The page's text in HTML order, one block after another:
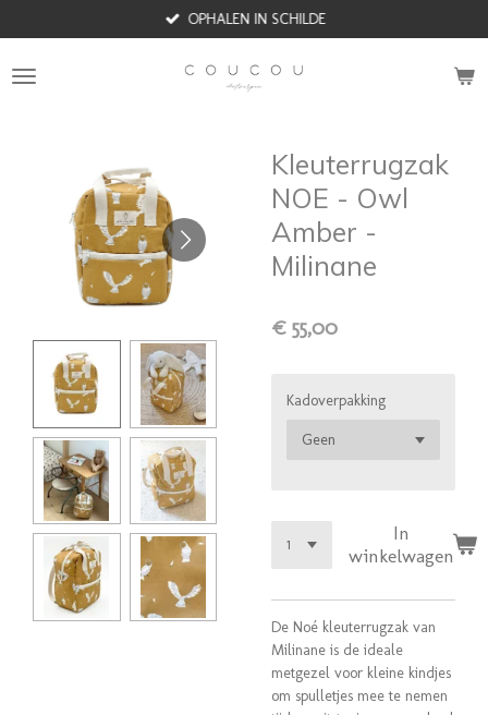
direct
naar
de
OPHALEN IN SCHILDE
Kleuterrugzak
NOE - Owl
Amber -
Milinane
€ 55,00
Kadoverpakking
In
winkelwagen
De Noé kleuterrugzak van
Milinane is de ideale
metgezel voor kleine kindjes
om spulletjes mee te nemen